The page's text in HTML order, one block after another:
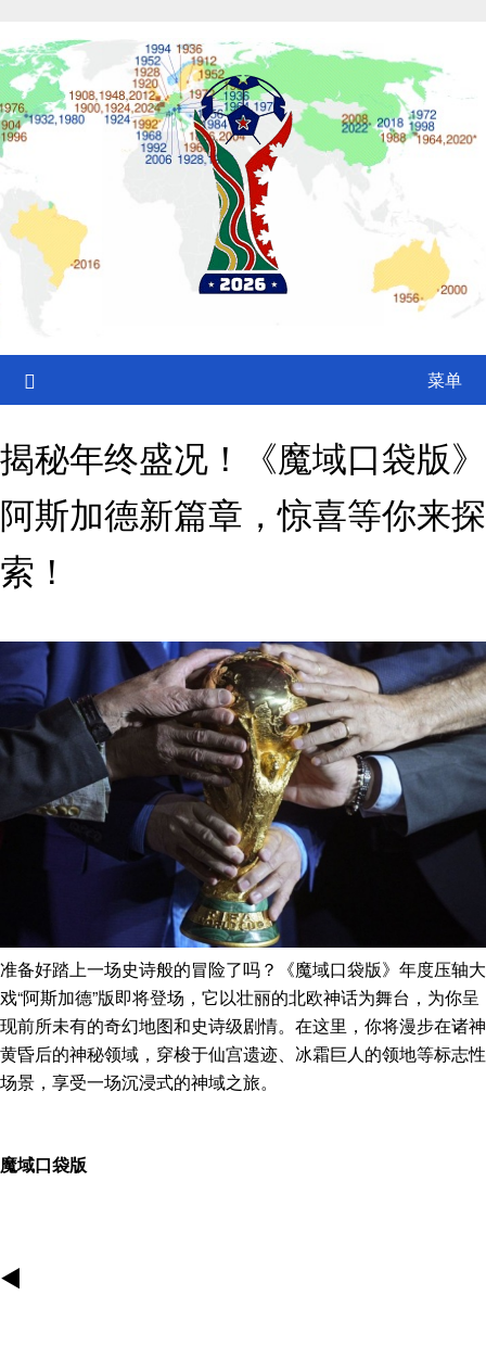
content
菜单
揭秘年终盛况！《魔域口袋版》
阿斯加德新篇章，惊喜等你来探
索！
准备好踏上一场史诗般的冒险了吗？《魔域口袋版》年度压轴大
戏“阿斯加德”版即将登场，它以壮丽的北欧神话为舞台，为你呈
现前所未有的奇幻地图和史诗级剧情。在这里，你将漫步在诸神
黄昏后的神秘领域，穿梭于仙宫遗迹、冰霜巨人的领地等标志性
场景，享受一场沉浸式的神域之旅。
魔域口袋版
◀️